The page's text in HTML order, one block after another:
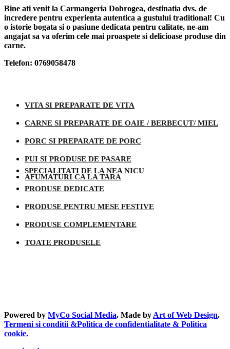
Bine ati venit la Carmangeria Dobrogea, destinatia dvs. de
incredere pentru experienta autentica a gustului traditional! Cu
o istorie bogata si o pasiune dedicata pentru calitate, ne-am
angajat sa va oferim cele mai proaspete si delicioase produse din
carne.
Telefon: 0769058478
VITA SI PREPARATE DE VITA
CARNE SI PREPARATE DE OAIE / BERBECUT/ MIEL
PORC SI PREPARATE DE PORC
PUI SI PRODUSE DE PASARE
AFUMATURI CA LA TARA
SPECIALITATI DE LA NEA NICU
PRODUSE DEDICATE
PRODUSE PENTRU MESE FESTIVE
PRODUSE COMPLEMENTARE
TOATE PRODUSELE
Powered by MyCo Social Media. Made by Art of Web Design.
Termeni si conditii &Politica de confidentialitate & Politica
cookie.